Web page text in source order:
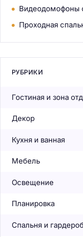
Видеодомофоны
Проходная
РУБРИКИ
Гостиная и зона
Декор
Кухня и ванная
Мебель
Освещение
Планировка
Спальня и